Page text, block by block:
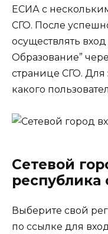
ЕСИА с
СГО. После
осуществлять
Образование”
странице СГО. Для
какого
Сетевой
республика
Выберите свой
по ссылке для